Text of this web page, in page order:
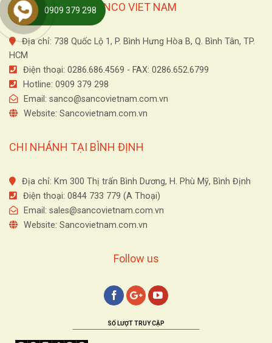
CÔNG TY TNHH SANCO VIET NAM
Địa chỉ: 738 Quốc Lộ 1, P. Bình Hưng Hòa B, Q. Bình Tân, TP.
HCM
Điện thoại: 0286.686.4569 - FAX: 0286.652.6799
Hotline: 0909 379 298
Email: sanco@sancovietnam.com.vn
Website: Sancovietnam.com.vn
CHI NHÁNH TẠI BÌNH ĐỊNH
Địa chỉ: Km 300 Thị trấn Bình Dương, H. Phù Mỹ, Bình Định
Điện thoại: 0844 733 779 (A Thoại)
Email: sales@sancovietnam.com.vn
Website: Sancovietnam.com.vn
Follow us
SỐ LƯỢT TRUY CẬP
0909 379 298